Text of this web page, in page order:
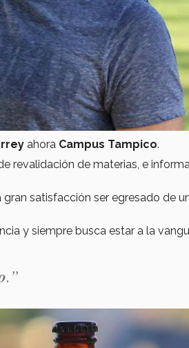
ahora Campus Tampico.
revalidación de materias, e
satisfacción ser egresado de
y siempre busca estar a la
.”